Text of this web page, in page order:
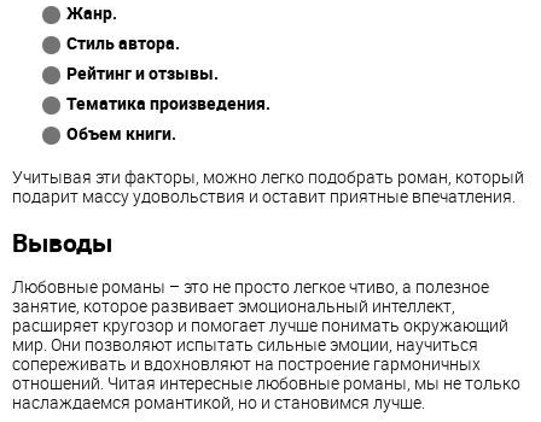
Жанр.
Стиль автора.
Рейтинг и отзывы.
Тематика произведения.
Объем книги.
Учитывая эти факторы, можно легко подобрать роман, который
подарит массу удовольствия и оставит приятные впечатления.
Выводы
Любовные романы – это не просто легкое чтиво, а полезное
занятие, которое развивает эмоциональный интеллект,
расширяет кругозор и помогает лучше понимать окружающий
мир. Они позволяют испытать сильные эмоции, научиться
сопереживать и вдохновляют на построение гармоничных
отношений. Читая интересные любовные романы, мы не только
наслаждаемся романтикой, но и становимся лучше.